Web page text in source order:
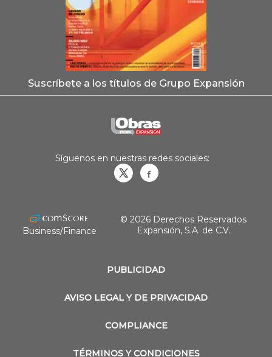
Suscríbete a los títulos de Grupo Expansión
PUBLICIDAD
AVISO LEGAL Y DE PRIVACIDAD
COMPLIANCE
TÉRMINOS Y CONDICIONES
Síguenos en nuestras redes sociales:
Business/Finance
© 2026 Derechos Reservados
Expansión, S.A. de C.V.